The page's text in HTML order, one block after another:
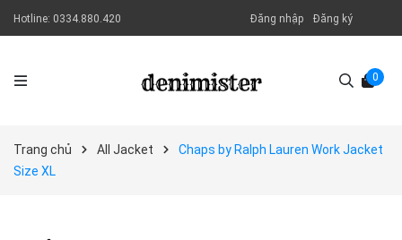
Hotline: 0334.880.420 Đăng nhập Đăng ký
0
Trang chủ All Jacket
Chaps by Ralph Lauren Work Jacket
Size XL